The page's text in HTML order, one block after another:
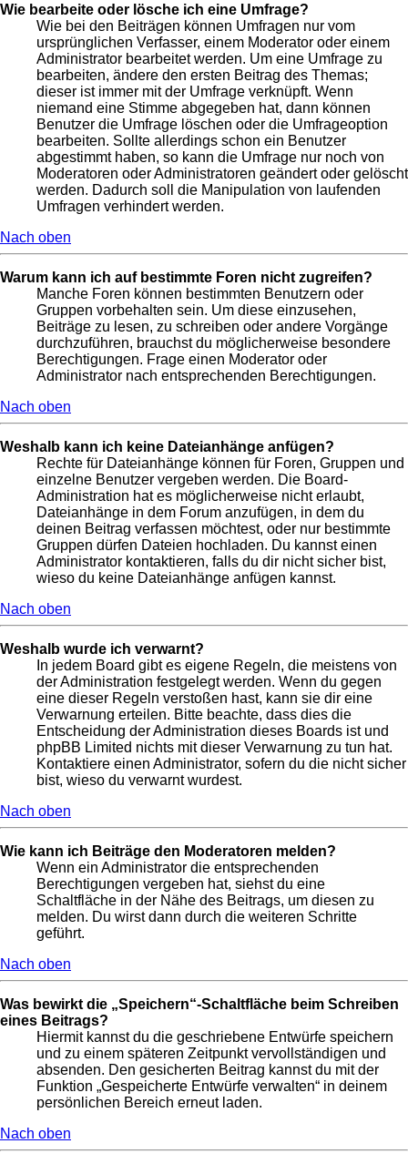
Wie bearbeite oder lösche ich eine Umfrage?
Wie bei den Beiträgen können Umfragen nur vom
ursprünglichen Verfasser, einem Moderator oder einem
Administrator bearbeitet werden. Um eine Umfrage zu
bearbeiten, ändere den ersten Beitrag des Themas;
dieser ist immer mit der Umfrage verknüpft. Wenn
niemand eine Stimme abgegeben hat, dann können
Benutzer die Umfrage löschen oder die Umfrageoption
bearbeiten. Sollte allerdings schon ein Benutzer
abgestimmt haben, so kann die Umfrage nur noch von
Moderatoren oder Administratoren geändert oder gelöscht
werden. Dadurch soll die Manipulation von laufenden
Umfragen verhindert werden.
Nach oben
Warum kann ich auf bestimmte Foren nicht zugreifen?
Manche Foren können bestimmten Benutzern oder
Gruppen vorbehalten sein. Um diese einzusehen,
Beiträge zu lesen, zu schreiben oder andere Vorgänge
durchzuführen, brauchst du möglicherweise besondere
Berechtigungen. Frage einen Moderator oder
Administrator nach entsprechenden Berechtigungen.
Nach oben
Weshalb kann ich keine Dateianhänge anfügen?
Rechte für Dateianhänge können für Foren, Gruppen und
einzelne Benutzer vergeben werden. Die Board-
Administration hat es möglicherweise nicht erlaubt,
Dateianhänge in dem Forum anzufügen, in dem du
deinen Beitrag verfassen möchtest, oder nur bestimmte
Gruppen dürfen Dateien hochladen. Du kannst einen
Administrator kontaktieren, falls du dir nicht sicher bist,
wieso du keine Dateianhänge anfügen kannst.
Nach oben
Weshalb wurde ich verwarnt?
In jedem Board gibt es eigene Regeln, die meistens von
der Administration festgelegt werden. Wenn du gegen
eine dieser Regeln verstoßen hast, kann sie dir eine
Verwarnung erteilen. Bitte beachte, dass dies die
Entscheidung der Administration dieses Boards ist und
phpBB Limited nichts mit dieser Verwarnung zu tun hat.
Kontaktiere einen Administrator, sofern du die nicht sicher
bist, wieso du verwarnt wurdest.
Nach oben
Wie kann ich Beiträge den Moderatoren melden?
Wenn ein Administrator die entsprechenden
Berechtigungen vergeben hat, siehst du eine
Schaltfläche in der Nähe des Beitrags, um diesen zu
melden. Du wirst dann durch die weiteren Schritte
geführt.
Nach oben
Was bewirkt die „Speichern“-Schaltfläche beim Schreiben
eines Beitrags?
Hiermit kannst du die geschriebene Entwürfe speichern
und zu einem späteren Zeitpunkt vervollständigen und
absenden. Den gesicherten Beitrag kannst du mit der
Funktion „Gespeicherte Entwürfe verwalten“ in deinem
persönlichen Bereich erneut laden.
Nach oben